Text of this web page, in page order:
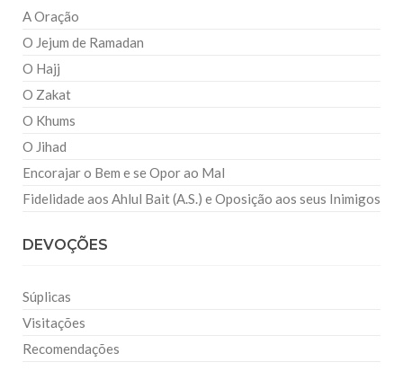
A Oração
O Jejum de Ramadan
O Hajj
O Zakat
O Khums
O Jihad
Encorajar o Bem e se Opor ao Mal
Fidelidade aos Ahlul Bait (A.S.) e Oposição aos seus Inimigos
DEVOÇÕES
Súplicas
Visitações
Recomendações